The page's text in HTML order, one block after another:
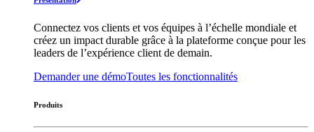
Connectez vos clients et vos équipes à l’échelle mondiale et
créez un impact durable grâce à la plateforme conçue pour les
leaders de l’expérience client de demain.
Demander une démoToutes les fonctionnalités
Produits